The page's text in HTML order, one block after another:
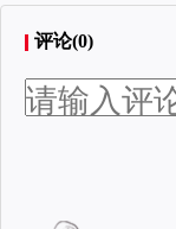
评论(0)